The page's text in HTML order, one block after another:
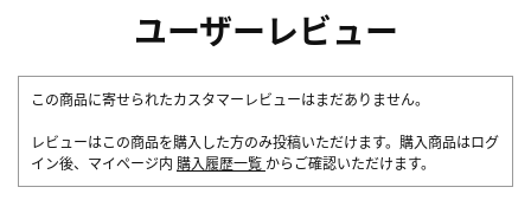
ユーザーレビュー
この商品に寄せられたカスタマーレビューはまだありません。
レビューはこの商品を購入した方のみ投稿いただけます。購入商品はログ
イン後、マイページ内 購入履歴一覧 からご確認いただけます。